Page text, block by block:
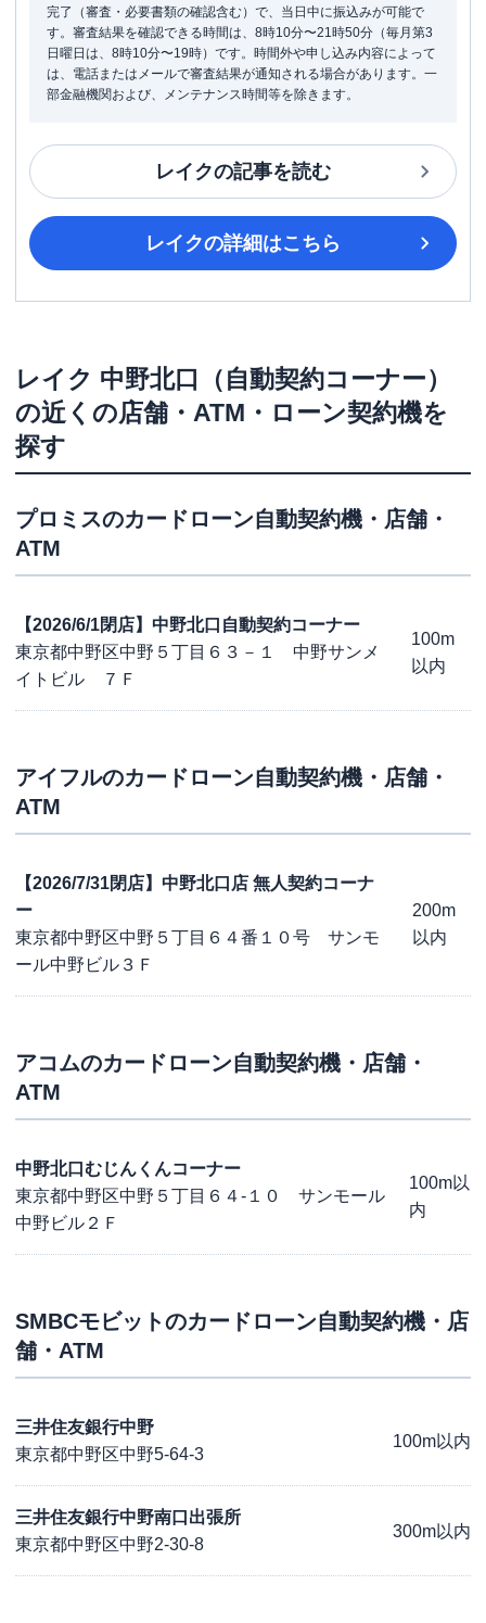
完了（審査・必要書類の確認含む）で、当日中に振込みが可能で
す。審査結果を確認できる時間は、8時10分〜21時50分（毎月第3
日曜日は、8時10分〜19時）です。時間外や申し込み内容によって
は、電話またはメールで審査結果が通知される場合があります。一
部金融機関および、メンテナンス時間等を除きます。
レイクの記事を読む
レイクの詳細はこちら
レイク 中野北口（自動契約コーナー）
の近くの店舗・ATM・ローン契約機を
探す
プロミスのカードローン自動契約機・店舗・
ATM
【2026/6/1閉店】中野北口自動契約コーナー
東京都中野区中野５丁目６３－１ 中野サンメ
イトビル ７Ｆ
100m
以内
アイフルのカードローン自動契約機・店舗・
ATM
【2026/7/31閉店】中野北口店 無人契約コーナ
ー
東京都中野区中野５丁目６４番１０号 サンモ
ール中野ビル３Ｆ
200m
以内
アコムのカードローン自動契約機・店舗・
ATM
中野北口むじんくんコーナー
東京都中野区中野５丁目６４-１０ サンモール
中野ビル２Ｆ
100m以
内
SMBCモビットのカードローン自動契約機・店
舗・ATM
三井住友銀行中野
東京都中野区中野5-64-3
100m以内
三井住友銀行中野南口出張所
東京都中野区中野2-30-8
300m以内